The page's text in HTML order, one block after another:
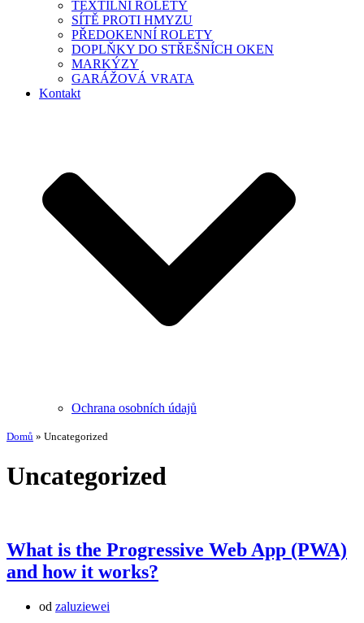
TEXTILNÍ ROLETY
SÍTĚ PROTI HMYZU
PŘEDOKENNÍ ROLETY
DOPLŇKY DO STŘEŠNÍCH OKEN
MARKÝZY
GARÁŽOVÁ VRATA
Kontakt
Ochrana osobních údajů
Domů » Uncategorized
Uncategorized
What is the Progressive Web App (PWA)
and how it works?
od zaluziewei